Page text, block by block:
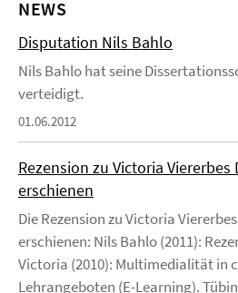
NEWS
Disputation Nils Bahlo
Nils Bahlo hat seine
verteidigt.
01.06.2012
Rezension zu Victoria
erschienen
Die Rezension zu Victoria
erschienen: Nils Bahlo (2011):
Victoria (2010): Multimedialität in
Lehrangeboten (E-Learning).